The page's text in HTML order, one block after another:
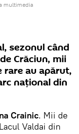
multimedia
sezonul când
Crăciun, mii
rare au apărut,
național din
Crainic. Mii de
Valdai din